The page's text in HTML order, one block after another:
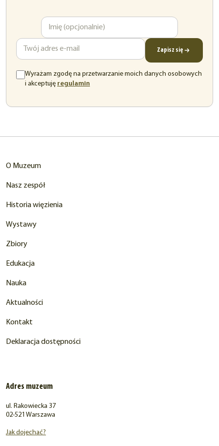
Zapisz się
Wyrażam zgodę na przetwarzanie moich danych osobowych
i akceptuję regulamin
O Muzeum
Nasz zespół
Historia więzienia
Wystawy
Zbiory
Edukacja
Nauka
Aktualności
Kontakt
Deklaracja dostępności
Adres muzeum
ul. Rakowiecka 37
02-521 Warszawa
Jak dojechać?